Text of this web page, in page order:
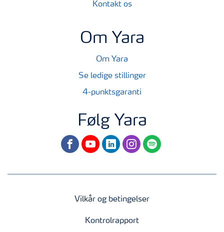
Kontakt os
Om Yara
Om Yara
Se ledige stillinger
4-punktsgaranti
Følg Yara
facebookyoutubelinkedininstagram
spotify
Vilkår og betingelser
Kontrolrapport